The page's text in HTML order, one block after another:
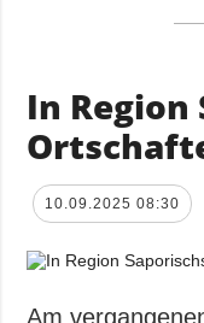
In Region
10.09.2025 08:30
Am